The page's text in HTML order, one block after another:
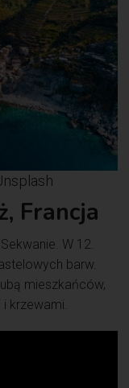
Francja
W 12.
barw.
mieszkańców,
krzewami.